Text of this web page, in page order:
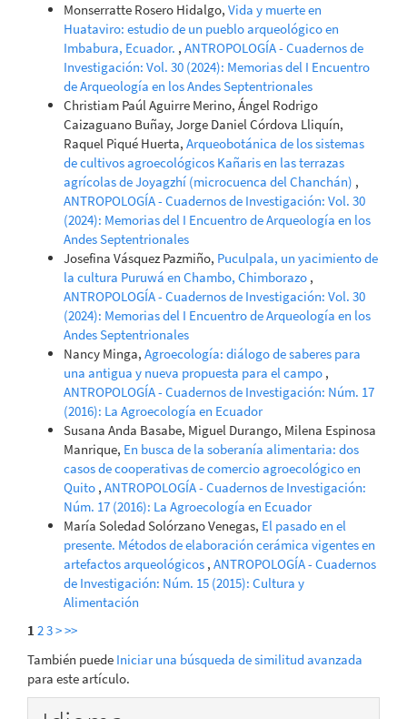
Monserratte Rosero Hidalgo, Vida y muerte en
Huataviro: estudio de un pueblo arqueológico en
Imbabura, Ecuador. , ANTROPOLOGÍA - Cuadernos de
Investigación: Vol. 30 (2024): Memorias del I Encuentro
de Arqueología en los Andes Septentrionales
Christiam Paúl Aguirre Merino, Ángel Rodrigo
Caizaguano Buñay, Jorge Daniel Córdova Lliquín,
Raquel Piqué Huerta, Arqueobotánica de los sistemas
de cultivos agroecológicos Kañaris en las terrazas
agrícolas de Joyagzhí (microcuenca del Chanchán) ,
ANTROPOLOGÍA - Cuadernos de Investigación: Vol. 30
(2024): Memorias del I Encuentro de Arqueología en los
Andes Septentrionales
Josefina Vásquez Pazmiño, Puculpala, un yacimiento de
la cultura Puruwá en Chambo, Chimborazo ,
ANTROPOLOGÍA - Cuadernos de Investigación: Vol. 30
(2024): Memorias del I Encuentro de Arqueología en los
Andes Septentrionales
Nancy Minga, Agroecología: diálogo de saberes para
una antigua y nueva propuesta para el campo ,
ANTROPOLOGÍA - Cuadernos de Investigación: Núm. 17
(2016): La Agroecología en Ecuador
Susana Anda Basabe, Miguel Durango, Milena Espinosa
Manrique, En busca de la soberanía alimentaria: dos
casos de cooperativas de comercio agroecológico en
Quito , ANTROPOLOGÍA - Cuadernos de Investigación:
Núm. 17 (2016): La Agroecología en Ecuador
María Soledad Solórzano Venegas, El pasado en el
presente. Métodos de elaboración cerámica vigentes en
artefactos arqueológicos , ANTROPOLOGÍA - Cuadernos
de Investigación: Núm. 15 (2015): Cultura y
Alimentación
1 23>>>
También puede Iniciar una búsqueda de similitud avanzada
para este artículo.